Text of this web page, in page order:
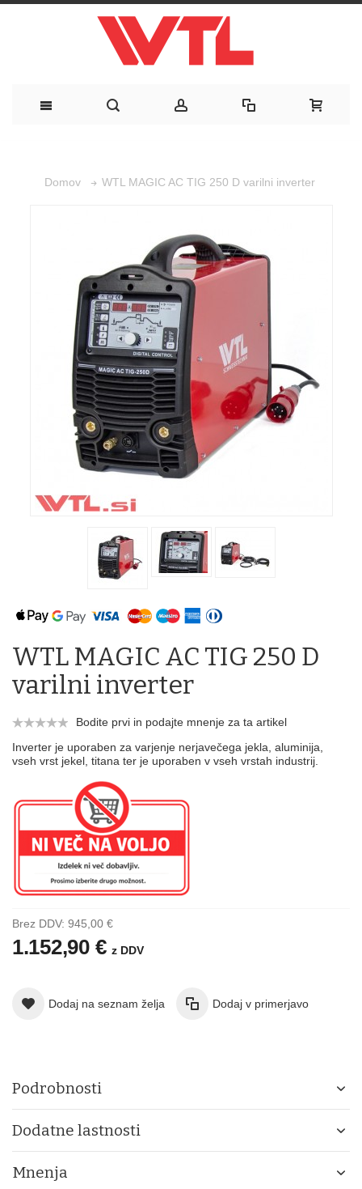
Domov WTL MAGIC AC TIG 250 D varilni inverter
WTL MAGIC AC TIG 250 D
varilni inverter
Bodite prvi in podajte mnenje za ta artikel
Inverter je uporaben za varjenje nerjavečega jekla, aluminija,
vseh vrst jekel, titana ter je uporaben v vseh vrstah industrij.
Brez DDV: 945,00 €
1.152,90 € z DDV
Dodaj na seznam želja Dodaj v primerjavo
Podrobnosti
Dodatne lastnosti
Mnenja